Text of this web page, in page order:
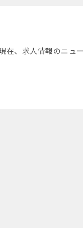
在、求人情報のニュ